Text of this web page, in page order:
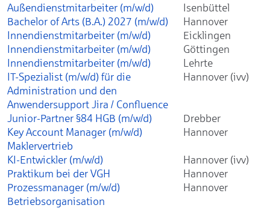
Außendienstmitarbeiter (m/w/d)
Isenbüttel
Bachelor of Arts (B.A.) 2027 (m/w/d)
Hannover
Innendienstmitarbeiter (m/w/d)
Eicklingen
Innendienstmitarbeiter (m/w/d)
Göttingen
Innendienstmitarbeiter (m/w/d)
Lehrte
IT-Spezialist (m/w/d) für die
Administration und den
Anwendersupport Jira / Confluence
Hannover (ivv)
Junior-Partner §84 HGB (m/w/d)
Drebber
Key Account Manager (m/w/d)
Maklervertrieb
Hannover
KI-Entwickler (m/w/d)
Hannover (ivv)
Praktikum bei der VGH
Hannover
Prozessmanager (m/w/d)
Betriebsorganisation
Hannover